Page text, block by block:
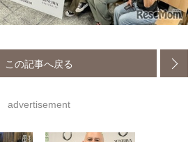
この記事へ戻る
advertisement